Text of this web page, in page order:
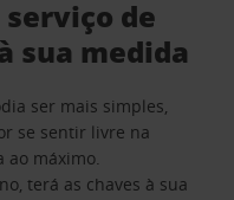
de
sua medida
ser mais simples,
se sentir livre na
máximo.
terá as chaves à sua